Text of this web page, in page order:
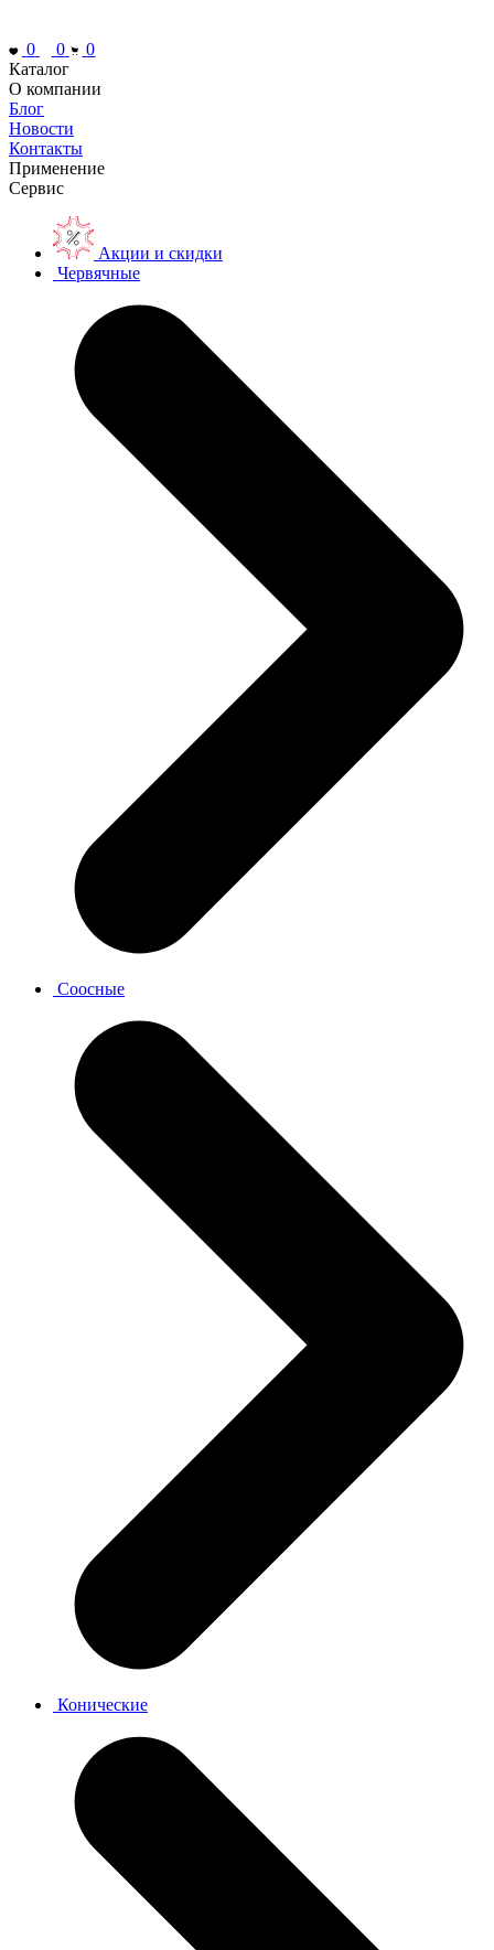
0 0
0
Каталог
О компании
Блог
Новости
Контакты
Применение
Сервис
Акции и скидки
Червячные
Соосные
Конические